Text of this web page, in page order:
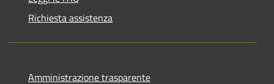
Richiesta assistenza
Amministrazione trasparente